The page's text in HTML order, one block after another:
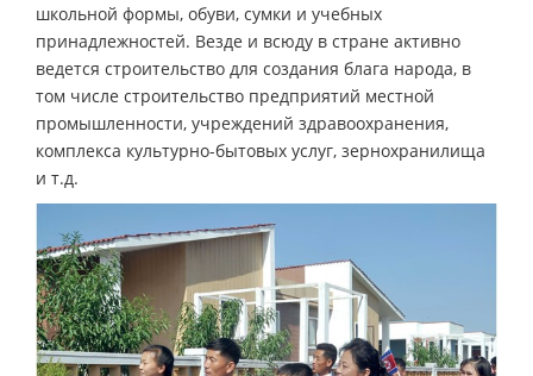
школьной формы, обуви, сумки и учебных
принадлежностей. Везде и всюду в стране активно
ведется строительство для создания блага народа, в
том числе строительство предприятий местной
промышленности, учреждений здравоохранения,
комплекса культурно-бытовых услуг, зернохранилища
и т.д.